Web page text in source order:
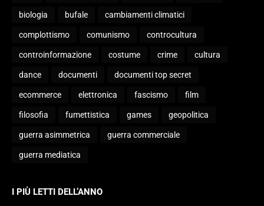
biologia bufale cambiamenti climatici
complottismo comunismo controcultura
controinformazione costume crime cultura
dance documenti documenti top secret
ecommerce elettronica fascismo film
filosofia fumettistica games geopolitica
guerra asimmetrica guerra commerciale
guerra mediatica
I PIÙ LETTI DELL’ANNO